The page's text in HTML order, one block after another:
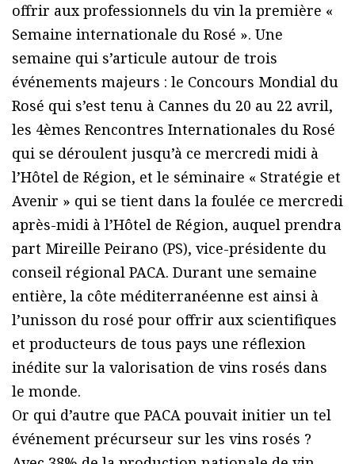
offrir aux professionnels du vin la première «
Semaine internationale du Rosé ». Une
semaine qui s’articule autour de trois
événements majeurs : le Concours Mondial du
Rosé qui s’est tenu à Cannes du 20 au 22 avril,
les 4èmes Rencontres Internationales du Rosé
qui se déroulent jusqu’à ce mercredi midi à
l’Hôtel de Région, et le séminaire « Stratégie et
Avenir » qui se tient dans la foulée ce mercredi
après-midi à l’Hôtel de Région, auquel prendra
part Mireille Peirano (PS), vice-présidente du
conseil régional PACA. Durant une semaine
entière, la côte méditerranéenne est ainsi à
l’unisson du rosé pour offrir aux scientifiques
et producteurs de tous pays une réflexion
inédite sur la valorisation de vins rosés dans
le monde.
Or qui d’autre que PACA pouvait initier un tel
événement précurseur sur les vins rosés ?